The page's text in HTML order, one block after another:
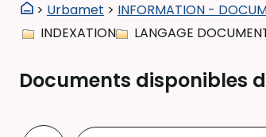
> Urbamet > INFORMATION -
INDEXATION
LANGAGE
Documents disponibles